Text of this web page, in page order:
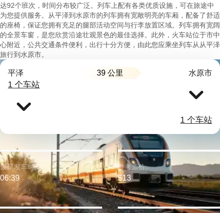
达92个班次，时间分布较广泛。列车上配有各类优质设施，可在旅途中
为您提供服务。从平泽到水原市的列车拥有宽敞明亮的车厢，配备了舒适
的座椅，保证您拥有充足的腿部活动空间与行李放置区域。列车拥有宽阔
的全景车窗，是您欣赏沿途壮观景色的最佳选择。此外，火车站位于市中
心附近，公共交通条件便利，出行十分方便，由此您应乘坐列车从从平泽
旅行到水原市。
平泽 39 公里 水原市
1 个车站
1 个车站
最早发车时间:
06:39
参考票价:
$13